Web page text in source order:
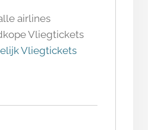
airlines
Vliegtickets
Vliegtickets